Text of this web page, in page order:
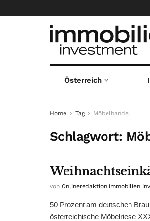
Österreich
Home Tag Möbelhandel
Schlagwort:
von Onlineredaktion immobilien
50 Prozent am deutschen
österreichische Möbelriese